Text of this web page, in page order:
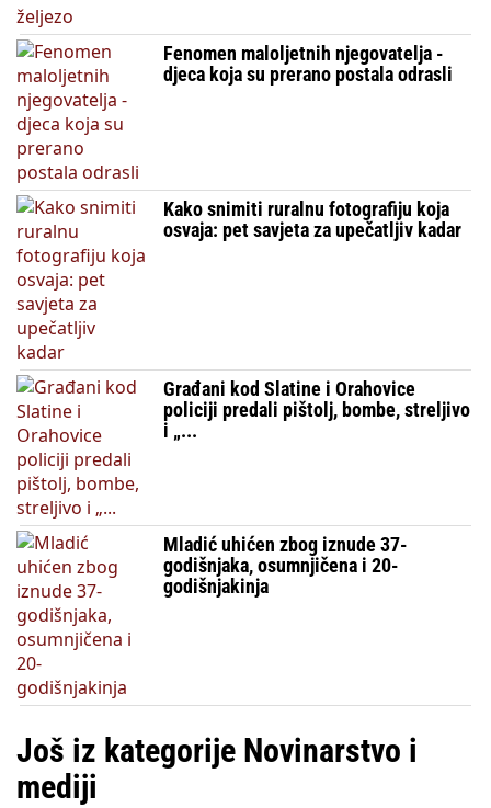
Fenomen maloljetnih njegovatelja -
djeca koja su prerano postala odrasli
Kako snimiti ruralnu fotografiju koja
osvaja: pet savjeta za upečatljiv kadar
Građani kod Slatine i Orahovice
policiji predali pištolj, bombe, streljivo
i „...
Mladić uhićen zbog iznude 37-
godišnjaka, osumnjičena i 20-
godišnjakinja
Još iz kategorije Novinarstvo i
mediji